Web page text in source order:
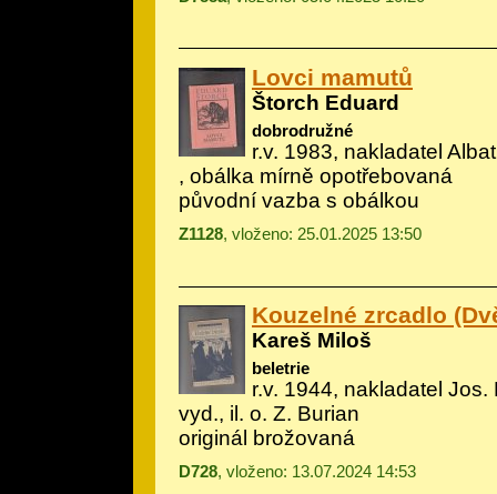
Lovci mamutů
Štorch Eduard
dobrodružné
r.v. 1983, nakladatel
, obálka mírně opotřebovaná
původní vazba s obálkou
Z1128, vloženo: 25.01.2025 13:50
Kouzelné zrcadlo
Kareš Miloš
beletrie
r.v. 1944, nakladatel Jos.
vyd., il. o. Z. Burian
originál brožovaná
D728, vloženo: 13.07.2024 14:53